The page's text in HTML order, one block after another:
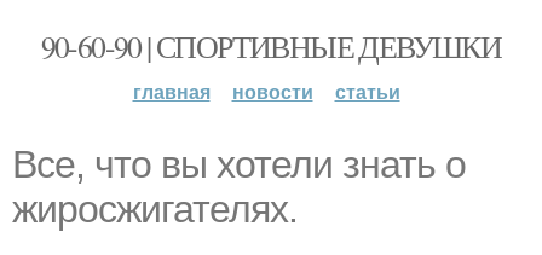
90-60-90 | СПОРТИВНЫЕ ДЕВУШКИ
главная новости статьи
Все, что вы хотели знать о
жиросжигателях.